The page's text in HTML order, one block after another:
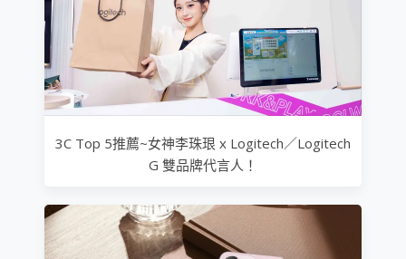
3C Top 5推薦~女神李珠珢 x Logitech／Logitech
G 雙品牌代言人！